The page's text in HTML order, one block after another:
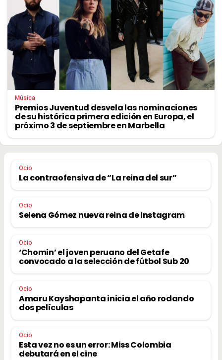
Música
Premios Juventud desvela las nominaciones
de su histórica primera edición en Europa, el
próximo 3 de septiembre en Marbella
Ocio
La contraofensiva de “La reina del sur”
Ocio
Selena Gómez nueva reina de Instagram
Ocio
‘Chomin’ el joven peruano del Getafe
convocado a la selección de fútbol Sub 20
Ocio
Amaru Kayshapanta inicia el año rodando
dos películas
Ocio
Esta vez no es un error: Miss Colombia
debutará en el cine